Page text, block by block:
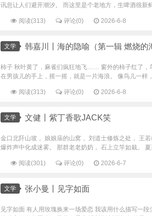
讯息让人们避开潮汐。 而这里是个老地方，生啤酒很
阅读(313) 评论(0) 2026-6-8
文学 韩嘉川丨海的隐喻（第一辑 燃烧的
柿子 秋叶黄了，麻雀们疯狂地飞…… 窗外的柿子红了，
在男孩儿的手上，摇一摇，就是一片海浪。 像鸟儿一样
阅读(313) 评论(0) 2026-6-8
文学 文健丨紫丁香歌JACK笑
金口北阡山坡， 娘娘庙的山窝， 刘道士修炼之处， 王
爆炸声中化成迷雾。 那群老老奶奶， 石上立竿如栽。
阅读(301) 评论(0) 2026-6-7
文学 张小曼丨见字如面
见字如面 有人用玫瑰换来一场爱恋 我该用什么描写一